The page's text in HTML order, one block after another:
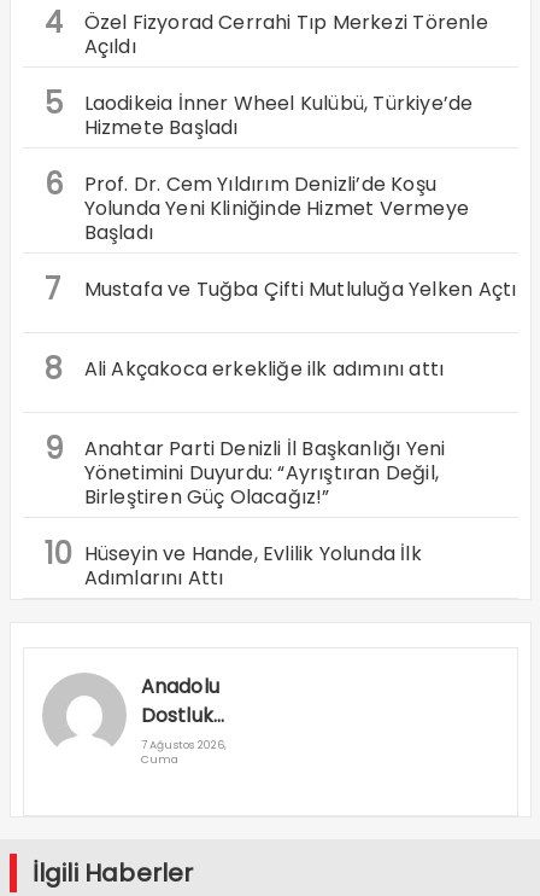
4
Özel Fizyorad Cerrahi Tıp Merkezi Törenle
Açıldı
5
Laodikeia İnner Wheel Kulübü, Türkiye’de
Hizmete Başladı
6
Prof. Dr. Cem Yıldırım Denizli’de Koşu
Yolunda Yeni Kliniğinde Hizmet Vermeye
Başladı
7 Mustafa ve Tuğba Çifti Mutluluğa Yelken Açtı
8 Ali Akçakoca erkekliğe ilk adımını attı
9
Anahtar Parti Denizli İl Başkanlığı Yeni
Yönetimini Duyurdu: “Ayrıştıran Değil,
Birleştiren Güç Olacağız!”
10 Hüseyin ve Hande, Evlilik Yolunda İlk
Adımlarını Attı
Anadolu
Dostluk
Rallisi
7 Ağustos 2026,
Cuma
İlgili Haberler